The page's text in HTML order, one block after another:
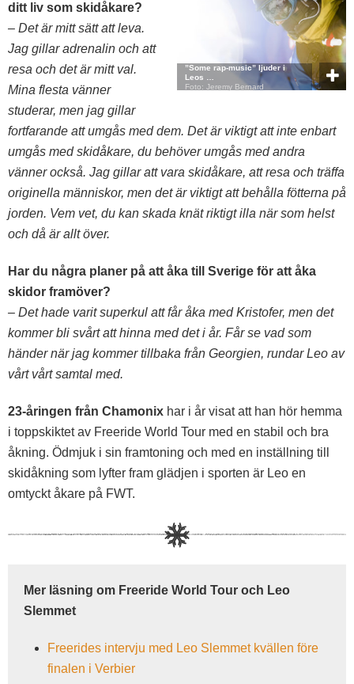
”Some rap-music” ljuder i
Leos …
Foto: Jeremy Bernard
ditt liv som skidåkare?
– Det är mitt sätt att leva.
Jag gillar adrenalin och att
resa och det är mitt val.
Mina flesta vänner
studerar, men jag gillar
fortfarande att umgås med dem. Det är viktigt att inte enbart
umgås med skidåkare, du behöver umgås med andra
vänner också. Jag gillar att vara skidåkare, att resa och träffa
originella människor, men det är viktigt att behålla fötterna på
jorden. Vem vet, du kan skada knät riktigt illa när som helst
och då är allt över.
Har du några planer på att åka till Sverige för att åka
skidor framöver?
– Det hade varit superkul att får åka med Kristofer, men det
kommer bli svårt att hinna med det i år. Får se vad som
händer när jag kommer tillbaka från Georgien, rundar Leo av
vårt vårt samtal med.
23-åringen från Chamonix har i år visat att han hör hemma
i toppskiktet av Freeride World Tour med en stabil och bra
åkning. Ödmjuk i sin framtoning och med en inställning till
skidåkning som lyfter fram glädjen i sporten är Leo en
omtyckt åkare på FWT.
Mer läsning om Freeride World Tour och Leo
Slemmet
Freerides intervju med Leo Slemmet kvällen före
finalen i Verbier